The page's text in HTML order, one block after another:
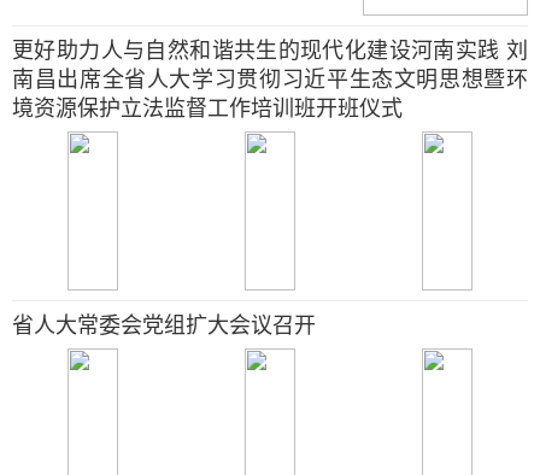
更好助力人与自然和谐共生的现代化建设河南实践 刘
南昌出席全省人大学习贯彻习近平生态文明思想暨环
境资源保护立法监督工作培训班开班仪式
省人大常委会党组扩大会议召开